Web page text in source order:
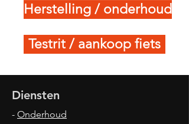
Herstelling / onderhoud
Testrit / aankoop fiets
Diensten
- Onderhoud